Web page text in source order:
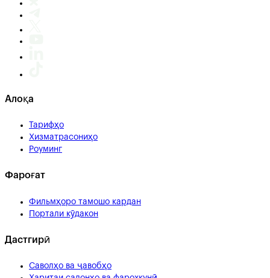
Алоқа
Тарифҳо
Хизматрасониҳо
Роуминг
Фароғат
Фильмҳоро тамошо кардан
Портали кӯдакон
Дастгирӣ
Саволҳо ва ҷавобҳо